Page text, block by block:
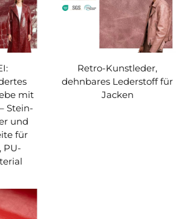
mit
Stein-
und
für
PU-
Retro-Kunstleder,
dehnbares Lederstoff für
Jacken